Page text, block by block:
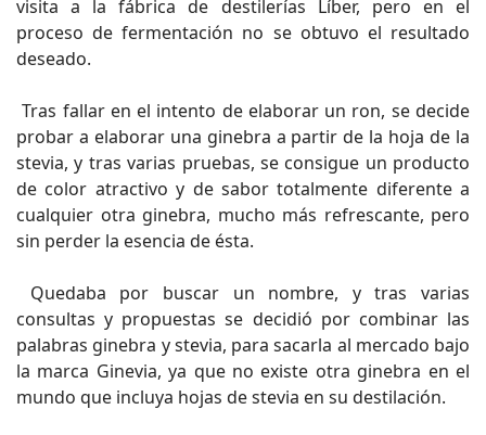
visita a la fábrica de destilerías Líber, pero en el
proceso de fermentación no se obtuvo el resultado
deseado.
Tras fallar en el intento de elaborar un ron, se decide
probar a elaborar una ginebra a partir de la hoja de la
stevia, y tras varias pruebas, se consigue un producto
de color atractivo y de sabor totalmente diferente a
cualquier otra ginebra, mucho más refrescante, pero
sin perder la esencia de ésta.
Quedaba por buscar un nombre, y tras varias
consultas y propuestas se decidió por combinar las
palabras ginebra y stevia, para sacarla al mercado bajo
la marca Ginevia, ya que no existe otra ginebra en el
mundo que incluya hojas de stevia en su destilación.